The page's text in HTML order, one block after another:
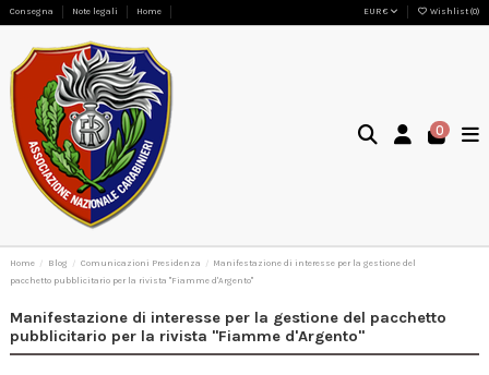
Consegna Note legali Home EUR € Wishlist (0)
0
Home Blog Comunicazioni Presidenza
Manifestazione di interesse per la gestione del
pacchetto pubblicitario per la rivista "Fiamme d'Argento"
Manifestazione di interesse per la gestione del pacchetto
pubblicitario per la rivista "Fiamme d'Argento"